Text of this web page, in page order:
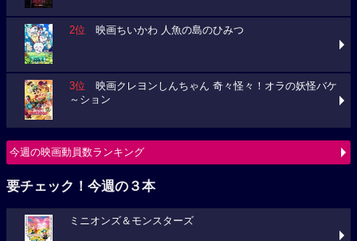
2位 映画ちいかわ 人魚の島のひみつ
3位 映画クレヨンしんちゃん 奇々怪々！オラの妖怪バケ
～ション
今週の映画動員数ランキング
要チェック！今週の３本
ミニオンズ＆モンスターズ